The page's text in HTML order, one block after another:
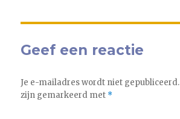
Geef een reactie
Je e-mailadres wordt niet gepubliceerd.
zijn gemarkeerd met *